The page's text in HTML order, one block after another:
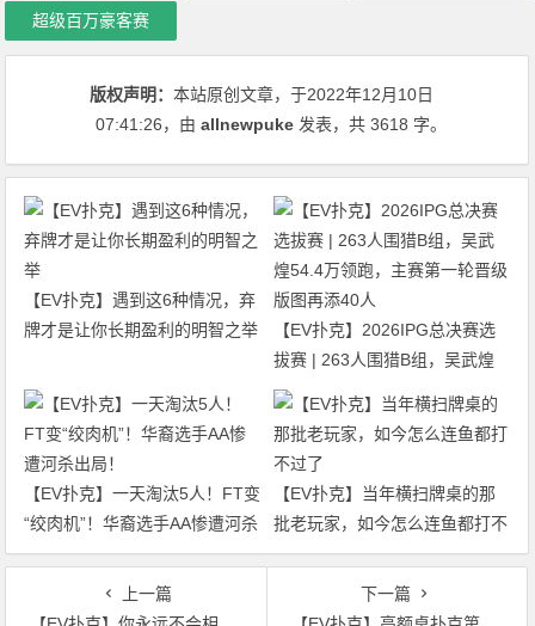
超级百万豪客赛
版权声明：本站原创文章，于2022年12月10日
07:41:26，由allnewpuke 发表，共 3618 字。
【EV扑克】遇到这6种情况，弃
牌才是让你长期盈利的明智之举
【EV扑克】2026IPG总决赛选
拔赛 | 263人围猎B组，吴武煌
54.4万领跑，主赛第一轮晋级版
【EV扑克】一天淘汰5人！FT变
“绞肉机”！华裔选手AA惨遭河杀
出局！
【EV扑克】当年横扫牌桌的那
批老玩家，如今怎么连鱼都打不
过了
上一篇
下一篇